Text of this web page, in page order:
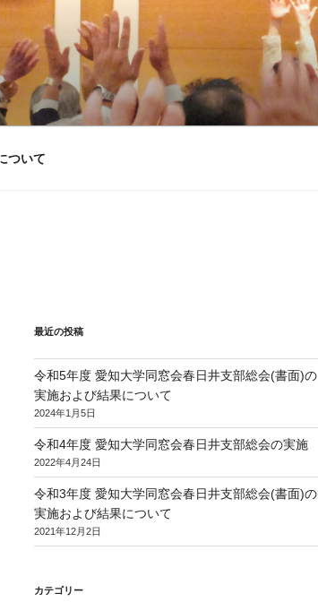
ついて
最近の投稿
令和5年度 愛知大学同窓会春日井支部総会(書面)の
実施および結果について
2024年1月5日
令和4年度 愛知大学同窓会春日井支部総会の実施
2022年4月24日
令和3年度 愛知大学同窓会春日井支部総会(書面)の
実施および結果について
2021年12月2日
カテゴリー